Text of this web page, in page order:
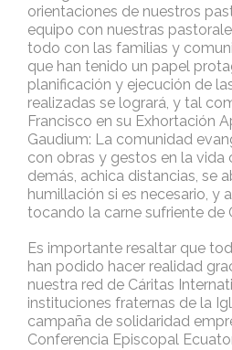
orientaciones de nuestros
equipo con nuestras
todo con las familias y
que han tenido un papel
planificación y ejecución de
realizadas se logrará, y tal
Francisco en su Exhortación
Gaudium: La comunidad
con obras y gestos en la vida
demás, achica distancias, se
humillación si es necesario, y
tocando la carne sufriente de
Es importante resaltar que
han podido hacer realidad
nuestra red de Cáritas
instituciones fraternas de la
campaña de solidaridad
Conferencia Episcopal